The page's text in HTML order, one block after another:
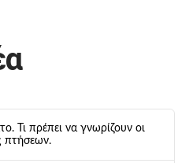
Τι πρέπει να γνωρίζουν οι
πτήσεων.